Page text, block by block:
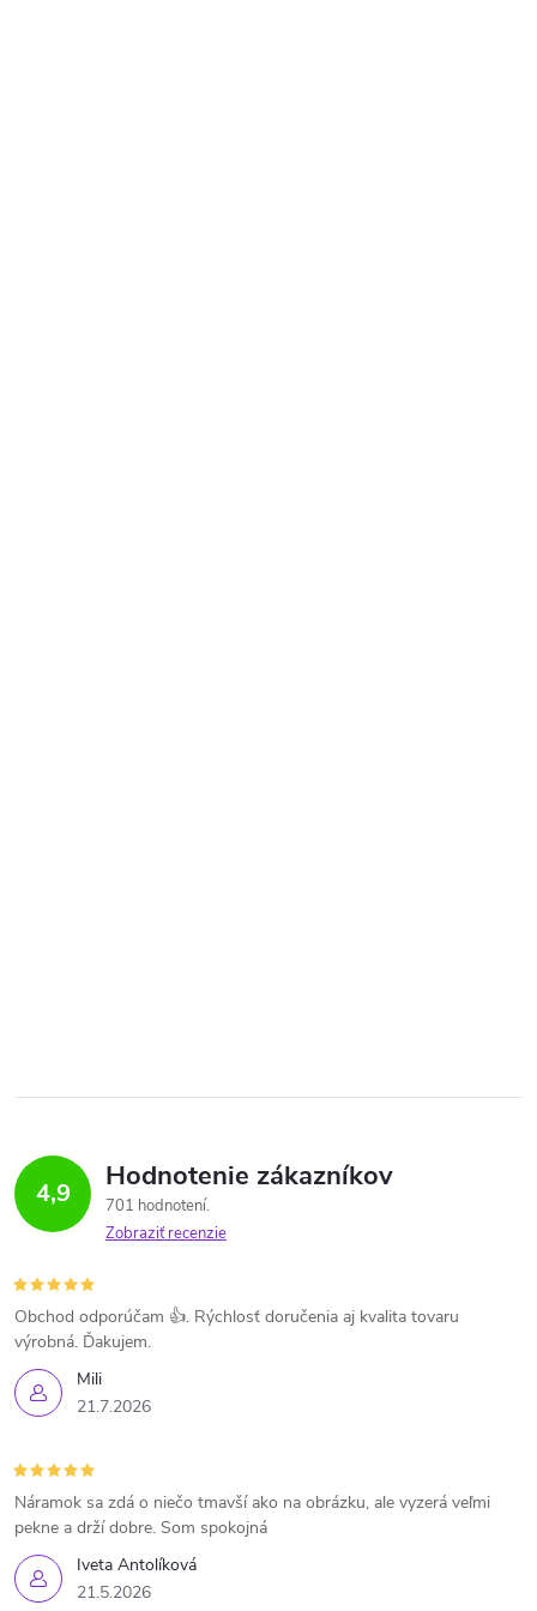
4,9 Hodnotenie zákazníkov
701 hodnotení
Zobraziť recenzie
Mili
21.7.2026
Obchod odporúčam 👍. Rýchlosť doručenia aj kvalita tovaru
výrobná. Ďakujem.
Iveta Antolíková
21.5.2026
Náramok sa zdá o niečo tmavší ako na obrázku, ale vyzerá veľmi
pekne a drží dobre. Som spokojná